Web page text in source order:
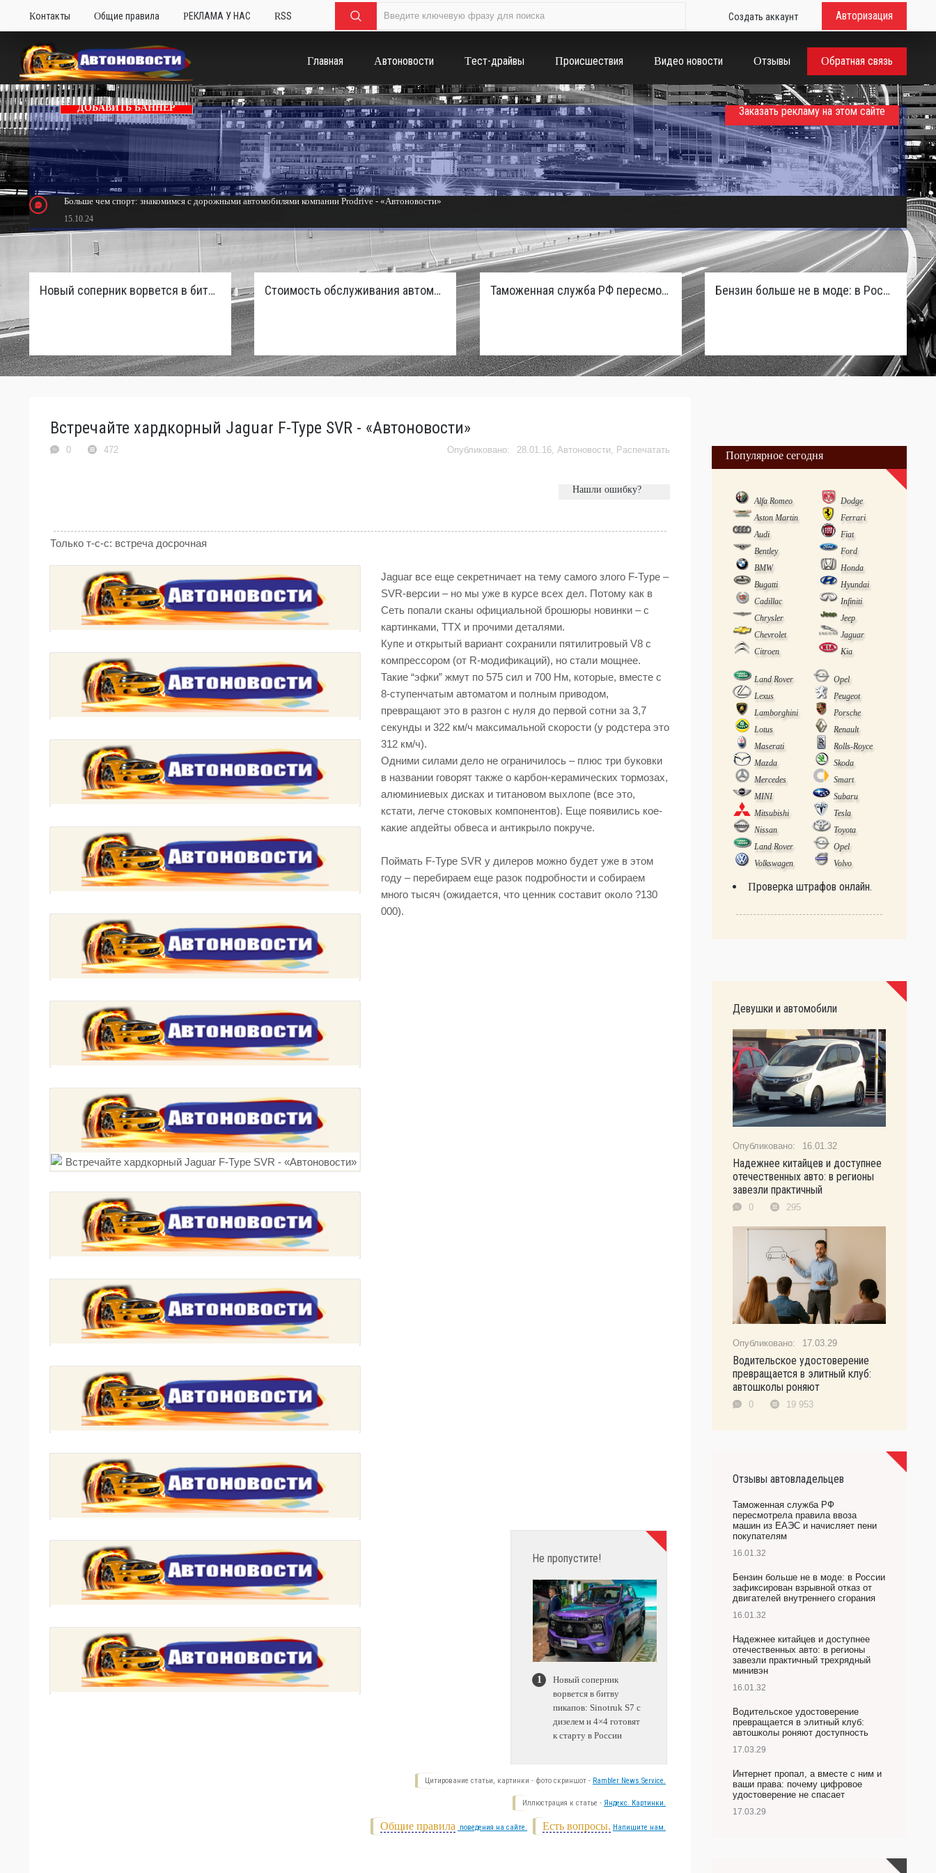
Контакты Общие правила РЕКЛАМА У НАС RSS Создать аккаунт Авторизация
Главная Автоновости Тест-драйвы Происшествия Видео новости Отзывы Обратная связь
ДОБАВИТЬ БАННЕР
Больше чем спорт: знакомимся с дорожными автомобилями компании Prodrive - «Автоновости»
15.10.24
Тюнинг Mitsubishi Eclipse. Самый быстрый передний привод России с бензиновым мотором - «Тюнинг и автоспорт»
Заказать рекламу на этом сайте
Новый соперник ворвется в битву пикапов: Sinotruk S7 с дизелем и 4×4 готовят к старту в России Стоимость обслуживания автомобилей в России вырастет из-за дефицита кадров Таможенная служба РФ пересмотрела правила ввоза машин из ЕАЭС и начисляет пени покупателям Бензин больше не в моде: в России зафиксирован взрывной отказ от двигателей внутреннего сгорания
Встречайте хардкорный Jaguar F-Type SVR - «Автоновости»
28.01.16, Автоновости, Распечатать
0 472
Нашли ошибку?
Только т-с-с: встреча досрочная
Jaguar все еще секретничает на тему самого злого F-Type –
SVR-версии – но мы уже в курсе всех дел. Потому как в
Сеть попали сканы официальной брошюры новинки – с
картинками, ТТХ и прочими деталями.
Купе и открытый вариант сохранили пятилитровый V8 с
компрессором (от R-модификаций), но стали мощнее.
Такие “эфки” жмут по 575 сил и 700 Нм, которые, вместе с
8-ступенчатым автоматом и полным приводом,
превращают это в разгон с нуля до первой сотни за 3,7
секунды и 322 км/ч максимальной скорости (у родстера это
312 км/ч).
Одними силами дело не ограничилось – плюс три буковки
в названии говорят также о карбон-керамических тормозах,
алюминиевых дисках и титановом выхлопе (все это,
кстати, легче стоковых компонентов). Еще появились кое-
какие апдейты обвеса и антикрыло покруче.
Не пропустите!
Новый соперник
ворвется в битву
пикапов: Sinotruk S7 с
дизелем и 4×4 готовят
к старту в России
Поймать F-Type SVR у дилеров можно будет уже в этом
году – перебираем еще разок подробности и собираем
много тысяч (ожидается, что ценник составит около ?130
000).
Цитирование статьи, картинки - фото скриншот - Rambler News Service.
Иллюстрация к статье - Яндекс. Картинки.
Есть вопросы. Напишите нам.
Общие правила поведения на сайте.
Популярное сегодня
Alfa Romeo
Dodge
Aston Martin
Ferrari
Audi
Fiat
Bentley
Ford
BMW
Honda
Bugatti
Hyundai
Cadillac
Infiniti
Chrysler
Jeep
Chevrolet
Jaguar
Citroen
Kia
Land Rover
Opel
Lexus
Peugeot
Lamborghini
Porsche
Lotus
Renault
Maserati
Rolls-Royce
Mazda
Skoda
Mercedes
Smart
MINI
Subaru
Mitsubishi
Tesla
Nissan
Toyota
Land Rover
Opel
Volkswagen
Volvo
Проверка штрафов онлайн.
Девушки и автомобили
16.01.32
Надежнее китайцев и доступнее
отечественных авто: в регионы
завезли практичный
0 295
17.03.29
Водительское удостоверение
превращается в элитный клуб:
автошколы роняют
0 19 953
Отзывы автовладельцев
Таможенная служба РФ
пересмотрела правила ввоза
машин из ЕАЭС и начисляет пени
покупателям
16.01.32
Бензин больше не в моде: в России
зафиксирован взрывной отказ от
двигателей внутреннего сгорания
16.01.32
Надежнее китайцев и доступнее
отечественных авто: в регионы
завезли практичный трехрядный
минивэн
16.01.32
Водительское удостоверение
превращается в элитный клуб:
автошколы роняют доступность
17.03.29
Интернет пропал, а вместе с ним и
ваши права: почему цифровое
удостоверение не спасает
17.03.29